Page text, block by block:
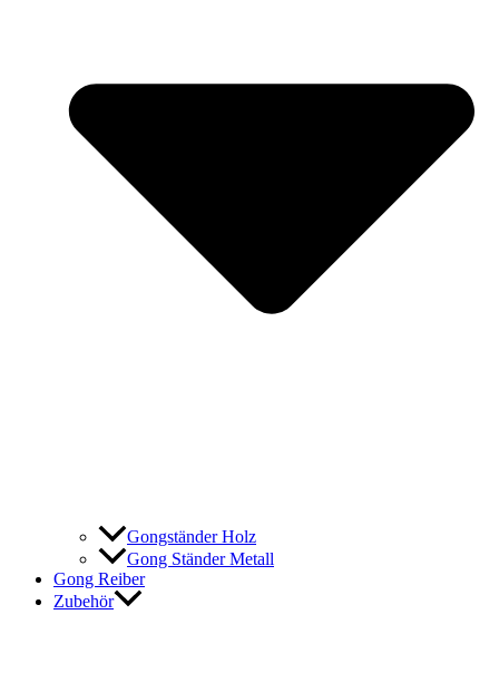
Gongständer Holz
Gong Ständer Metall
Gong Reiber
Zubehör